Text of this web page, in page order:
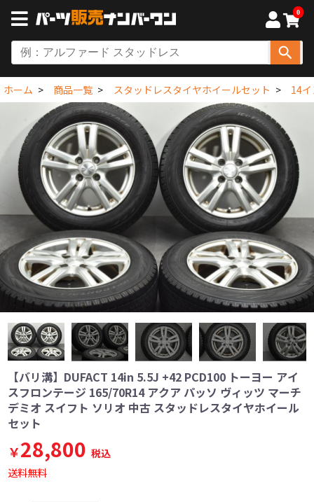
0
ホーム 商品一覧 スタッドレスタイヤホイールセット 14
【バリ溝】DUFACT 14in 5.5J +42 PCD100 トーヨー アイ
スフロンテージ 165/70R14 アクア パッソ ヴィッツ マーチ
デミオ スイフト ソリオ 中古 スタッドレスタイヤホイール
セット
￥28,800 税込
送料無料